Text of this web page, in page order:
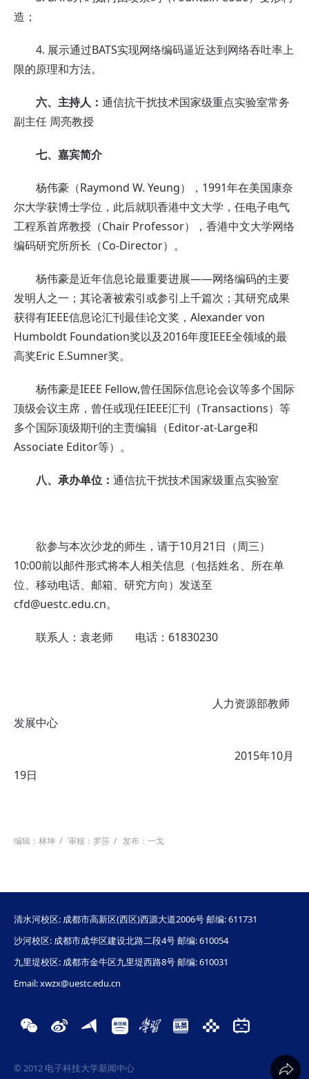
造；
4. 展示通过BATS实现网络编码逼近达到网络吞吐率上
限的原理和方法。
六、主持人： 通信抗干扰技术国家级重点实验室常务
副主任 周亮教授
七、嘉宾简介
杨伟豪（Raymond W. Yeung），1991年在美国康奈
尔大学获博士学位，此后就职香港中文大学，任电子电气
工程系首席教授（Chair Professor），香港中文大学网络
编码研究所所长（Co-Director）。
杨伟豪是近年信息论最重要进展——网络编码的主要
发明人之一；其论著被索引或参引上千篇次；其研究成果
获得有IEEE信息论汇刊最佳论文奖，Alexander von
Humboldt Foundation奖以及2016年度IEEE全领域的最
高奖Eric E.Sumner奖。
杨伟豪是IEEE Fellow,曾任国际信息论会议等多个国际
顶级会议主席，曾任或现任IEEE汇刊（Transactions）等
多个国际顶级期刊的主责编辑（Editor-at-Large和
Associate Editor等）。
八、承办单位： 通信抗干扰技术国家级重点实验室
欲参与本次沙龙的师生，请于10月21日（周三）
10:00前以邮件形式将本人相关信息（包括姓名、所在单
位、移动电话、邮箱、研究方向）发送至
cfd@uestc.edu.cn。
联系人：袁老师 电话：61830230
人力资源部教师
发展中心
2015年10月
19日
编辑：林坤 / 审核：罗莎 / 发布：一戈
清水河校区: 成都市高新区(西区)西源大道2006号 邮编: 611731
沙河校区: 成都市成华区建设北路二段4号 邮编: 610054
九里堤校区: 成都市金牛区九里堤西路8号 邮编: 610031
Email: xwzx@uestc.edu.cn
© 2012 电子科技大学新闻中心